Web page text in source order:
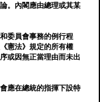
。內閣應由總理或其某
委員會事務的例行程
憲法》規定的所有權
或因無正當理由而未出
應在總統的指揮下設特